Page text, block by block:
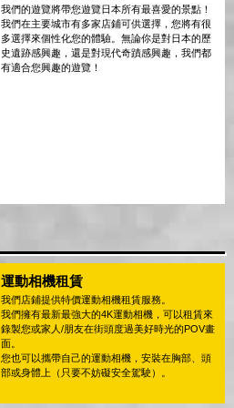
我們的遊覽將帶您遊覽日本所有最喜愛的景點！
我們在主要城市有多家店鋪可供選擇，您將有很
多選擇來個性化您的體驗。無論你是對日本的歷
史遺跡感興趣，還是對現代奇蹟感興趣，我們都
有適合您興趣的遊覽！
運動相機租賃
我們店鋪提供特價運動相機租賃服務。
我們擁有最新最強大的4K運動相機，可以租賃來
錄製您或家人/朋友在街頭度過美好時光的POV畫
面。
您也可以攜帶自己的運動相機，安裝在胸部、頭
部或身體上（只要不妨礙安全駕駛）。